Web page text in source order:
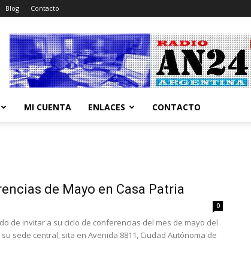
Blog Contacto
MI CUENTA ENLACES CONTACTO
de Mayo en Casa Patria
0
de invitar a su ciclo de conferencias del mes de mayo del
sede central, sita en Avenida 8811, Ciudad Autónoma de